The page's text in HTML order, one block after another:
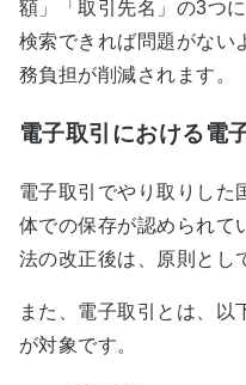
額」「取引先名」の3つ
検索できれば問題がない
務負担が削減されます。
電子取引における電
電子取引でやり取りした
体での保存が認められて
法の改正後は、原則とし
また、電子取引とは、以
が対象です。